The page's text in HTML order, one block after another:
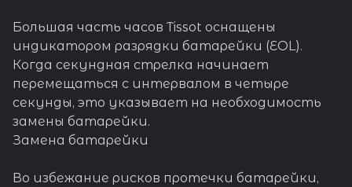
Большая часть часов Tissot оснащены
индикатором разрядки батарейки (EOL).
Когда секундная стрелка начинает
перемещаться с интервалом в четыре
секунды, это указывает на необходимость
замены батарейки.
Замена батарейки
Во избежание рисков протечки батарейки,